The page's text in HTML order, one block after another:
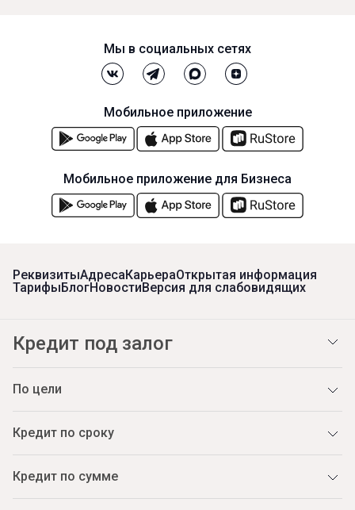
РеквизитыАдресаКарьераОткрытая информация
ТарифыБлогНовостиВерсия для слабовидящих
Кредит под залог
По цели
Кредит по сроку
Кредит по сумме
Мы в социальных сетях
Мобильное приложение
Мобильное приложение для Бизнеса